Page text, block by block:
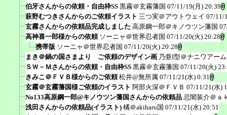
伯牙さんからの依頼・自由枠SS 黒霧＠玄霧藩国 07/11/19(月) 20:39
萩野むつきさんからのご依頼イラスト 三つ実＠アウトウェイ 07/11/
玄霧さんからの依頼品完成しました 高原鋼一郎＠キノウツン藩国
高神喜一郎様からの依頼 ソーニャ＠世界忍者国 07/11/20(火) 20:28
携帯版 ソーニャ＠世界忍者国 07/11/20(火) 20:28
まき＠鍋の国さまより ご依頼のデザイン画 乃亜I型＠ナニワアー
ＳＷ－Ｍさんからの依頼・自由枠SS 黒霧＠玄霧藩国 07/11/20(火)
きみこ＠ＦＶＢ様からのご依頼 松井@無所属 07/11/21(水) 0:31
玄霧＠玄霧藩国様ご依頼のイラスト 阿部火深＠ＦＶＢ 07/11/21(水)
No133高原鋼一郎@キノウツン藩国さんからの依頼品 忌闇装介＠ａ
浅田さんからの依頼品(イラスト) 橘＠akiharu国 07/11/21(水) 20:51